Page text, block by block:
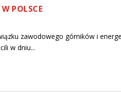
POLSCE
zawodowego górników i
w dniu...